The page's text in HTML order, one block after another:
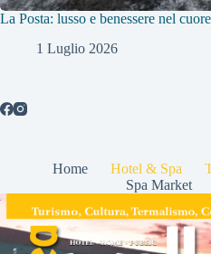
La Posta: lusso e benessere nel
1 Luglio 2026
Home Hotel & Spa
Spa Market